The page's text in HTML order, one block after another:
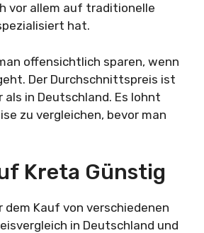
vor allem auf traditionelle
hat.
offensichtlich sparen, wenn
Der Durchschnittspreis ist
als in Deutschland. Es lohnt
zu vergleichen, bevor man
Kreta Günstig
dem Kauf von verschiedenen
in Deutschland und